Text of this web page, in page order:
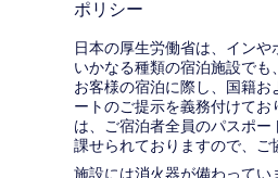
ポリシー
日本の厚生労働省は、イン
いかなる種類の宿泊施設で
お客様の宿泊に際し、国籍
ートのご提示を義務付け​て
は、ご宿泊者全員のパスポ
課せられておりますの​で、ご
施設には消火器が備わってい